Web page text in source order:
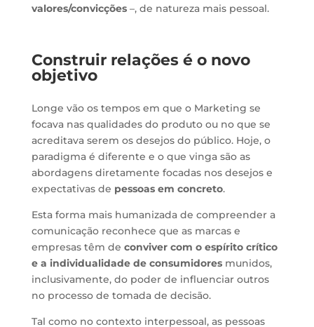
valores/convicções–, de natureza mais pessoal.
Construir relações é o novo
objetivo
Longe vão os tempos em que o Marketing se
focava nas qualidades do produto ou no que se
acreditava serem os desejos do público. Hoje, o
paradigma é diferente e o que vinga são as
abordagens diretamente focadas nos desejos e
expectativas de pessoas em concreto.
Esta forma mais humanizada de compreender a
comunicação reconhece que as marcas e
empresas têm de conviver com o espírito crítico
e a individualidade de consumidoresmunidos,
inclusivamente, do poder de influenciar outros
no processo de tomada de decisão.
Tal como no contexto interpessoal, as pessoas